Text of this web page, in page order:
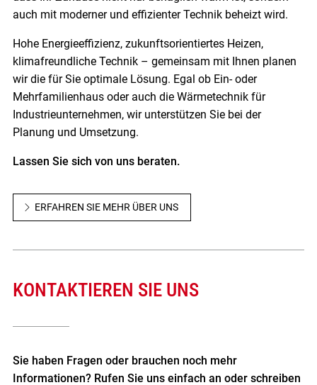
auch mit moderner und effizienter Technik beheizt wird.
Hohe Energieeffizienz, zukunftsorientiertes Heizen,
klimafreundliche Technik – gemeinsam mit Ihnen planen
wir die für Sie optimale Lösung. Egal ob Ein- oder
Mehrfamilienhaus oder auch die Wärmetechnik für
Industrieunternehmen, wir unterstützen Sie bei der
Planung und Umsetzung.
Lassen Sie sich von uns beraten.
ERFAHREN SIE MEHR ÜBER UNS
KONTAKTIEREN SIE UNS
Sie haben Fragen oder brauchen noch mehr
Informationen? Rufen Sie uns einfach an oder schreiben